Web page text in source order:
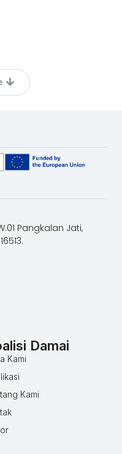
Damai
Kami
Kami
Pangkalan Jati,